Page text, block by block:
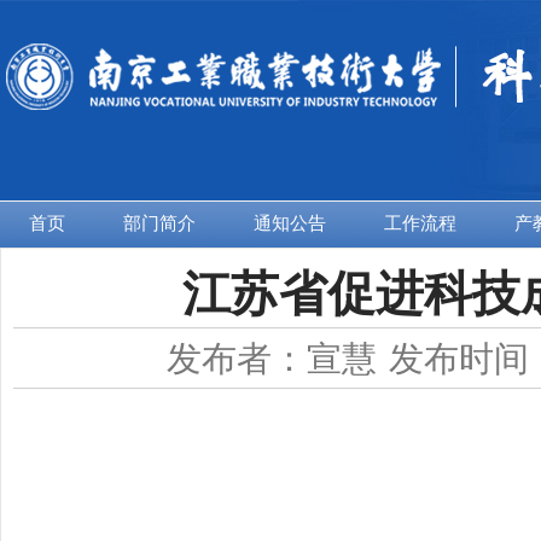
首页 部门简介 通知公告 工作流程 产
江苏省促进科技
发布者：宣慧 发布时间